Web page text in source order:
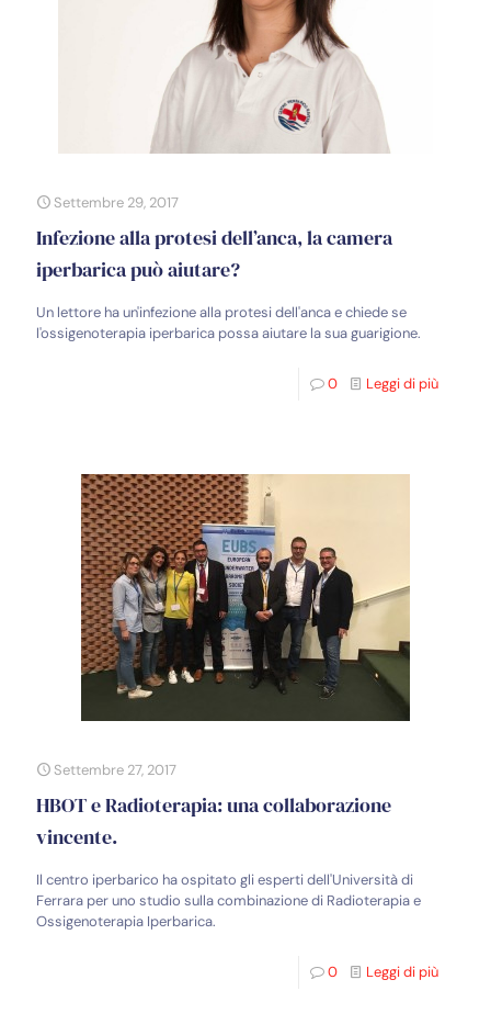
Settembre 29, 2017
Infezione alla protesi dell’anca, la camera
iperbarica può aiutare?
Un lettore ha un'infezione alla protesi dell'anca e chiede se
l'ossigenoterapia iperbarica possa aiutare la sua guarigione.
0 Leggi di più
Settembre 27, 2017
HBOT e Radioterapia: una collaborazione
vincente.
Il centro iperbarico ha ospitato gli esperti dell'Università di
Ferrara per uno studio sulla combinazione di Radioterapia e
Ossigenoterapia Iperbarica.
0 Leggi di più